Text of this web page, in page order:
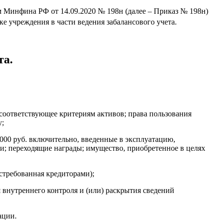
Минфина РФ от 14.09.2020 № 198н (далее – Приказ № 198н)
учреждения в части ведения забалансового учета.
критериям активов; права пользования
руб. включительно, введенные в эксплуатацию,
переходящие награды; имущество, приобретенное в целях
кредиторами);
контроля и (или) раскрытия сведений